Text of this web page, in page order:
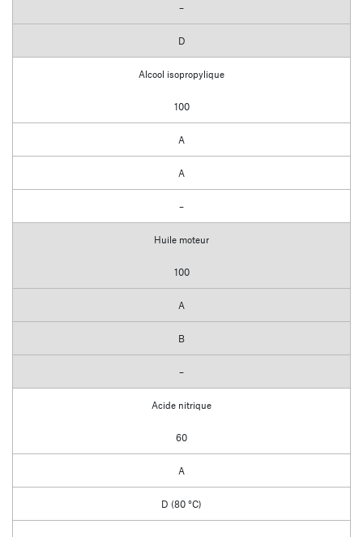
–
D
Alcool isopropylique
100
A
A
–
Huile moteur
100
A
B
–
Acide nitrique
60
A
D (80 °C)